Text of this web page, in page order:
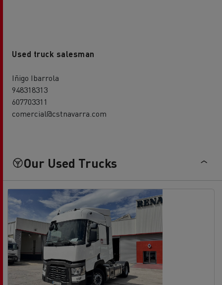
Used truck salesman
Iñigo Ibarrola
948318313
607703311
comercial@cstnavarra.com
Our Used Trucks